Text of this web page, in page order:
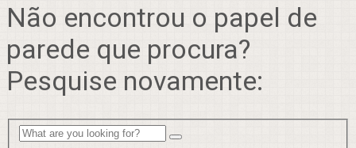
Não encontrou o papel de
parede que procura?
Pesquise novamente: